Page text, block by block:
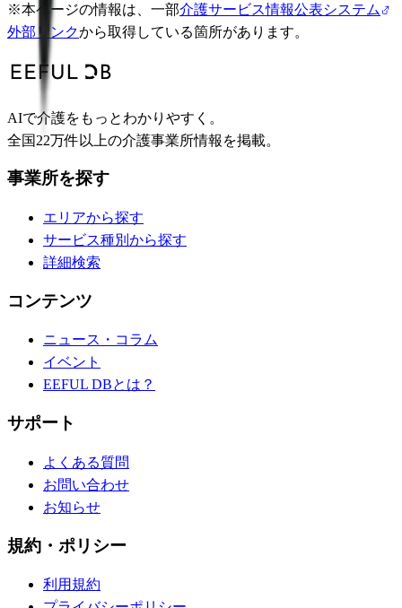
※本ページの情報は、一部介護サービス情報公表システム
外部リンクから取得している箇所があります。
AIで介護をもっとわかりやすく。
全国22万件以上の介護事業所情報を掲載。
事業所を探す
エリアから探す
サービス種別から探す
詳細検索
コンテンツ
ニュース・コラム
イベント
EEFUL DBとは？
サポート
よくある質問
お問い合わせ
お知らせ
規約・ポリシー
利用規約